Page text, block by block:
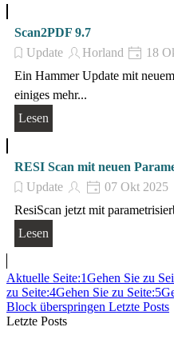
Scan2PDF 9.7
Update
Horland
18
Ein Hammer Update mit
einiges mehr...
Lesen
RESI Scan mit neuen
Update
07 Okt 2025
ResiScan jetzt mit
Lesen
Aktuelle Seite:1Gehen Sie zu
zu Seite:4Gehen Sie zu Seite:5
Block überspringen Letzte Posts
Letzte Posts